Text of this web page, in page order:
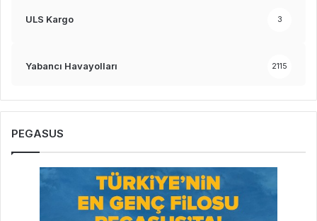
ULS Kargo 3
Yabancı Havayolları 2115
PEGASUS